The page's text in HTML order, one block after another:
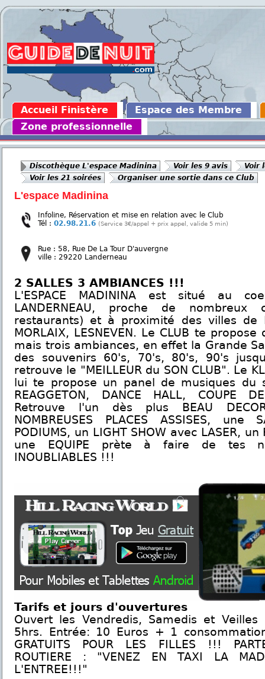
Accueil Finistère
Espace des Membre
Zone professionnelle
Discothèque L'espace Madinina Voir les 9 avis
Voir
Voir les 21 soirées
Organiser une sortie dans ce Club
L'espace Madinina
Infoline, Réservation et mise en relation avec le Club
Tél : 02.98.21.6 (Service 3€/appel + prix appel, valide 5 min)
Rue : 58, Rue De La Tour D'auvergne
ville : 29220 Landerneau
2 SALLES 3 AMBIANCES !!!
L'ESPACE MADININA est situé au
LANDERNEAU, proche de
restaurants) et à proximité des villes de
MORLAIX, LESNEVEN. Le CLUB te
mais trois ambiances, en effet la Grande
des souvenirs 60's, 70's, 80's, 90's
retrouve le "MEILLEUR du SON CLUB". Le
lui te propose un panel de musiques du
REAGGETON, DANCE HALL, COUPE
Retrouve l'un dès plus BEAU
NOMBREUSES PLACES ASSISES, une
PODIUMS, un LIGHT SHOW avec LASER, un
une EQUIPE prète à faire de tes
INOUBLIABLES !!!
Tarifs et jours d'ouvertures
Ouvert les Vendredis, Samedis et
5hrs. Entrée: 10 Euros + 1
GRATUITS POUR LES FILLES !!!
ROUTIERE : "VENEZ EN TAXI LA
L'ENTREE!!!"